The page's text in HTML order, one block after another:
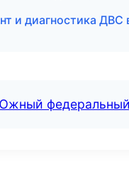
и диагностика ДВС